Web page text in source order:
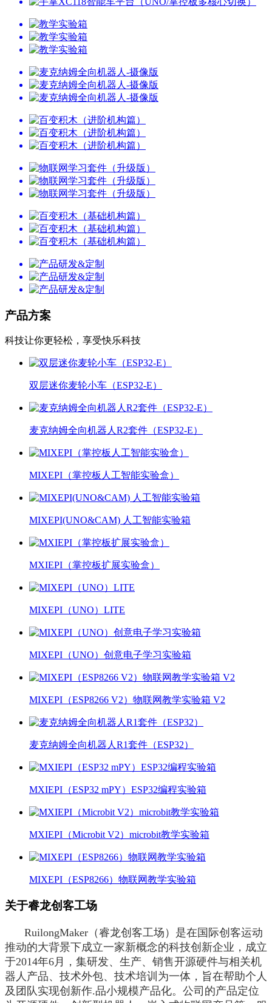
产品方案
科技让你更轻松，享受快乐科技
双层迷你麦轮小车（ESP32-E）
麦克纳姆全向机器人R2套件（ESP32-E）
MIXEPI（掌控板人工智能实验盒）
MIXEPI(UNO&CAM) 人工智能实验箱
MXIEPI（掌控板扩展实验盒）
MIXEPI（UNO）LITE
MIXEPI（UNO）创意电子学习实验箱
MIXEPI（ESP8266 V2）物联网教学实验箱 V2
麦克纳姆全向机器人R1套件（ESP32）
MXIEPI（ESP32 mPY）ESP32编程实验箱
MXIEPI（Microbit V2）microbit教学实验箱
MIXEPI（ESP8266）物联网教学实验箱
关于睿龙创客工场
RuilongMaker（睿龙创客工场）是在国际创客运动
推动的大背景下成立一家新概念的科技创新企业，成立
于2014年6月，集研发、生产、销售开源硬件与相关机
器人产品、技术外包、技术培训为一体，旨在帮助个人
及团队实现创新作.品小规模产品化。公司的产品定位